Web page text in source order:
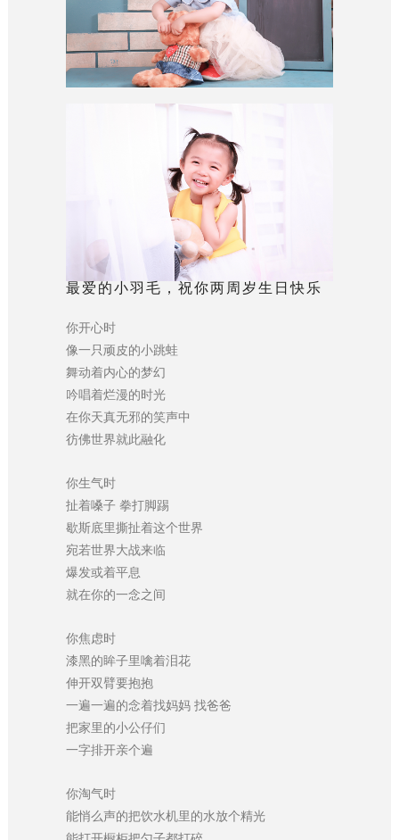
最爱的小羽毛，祝你两周岁生日快乐
你开心时
像一只顽皮的小跳蛙
舞动着内心的梦幻
吟唱着烂漫的时光
在你天真无邪的笑声中
彷佛世界就此融化
你生气时
扯着嗓子 拳打脚踢
歇斯底里撕扯着这个世界
宛若世界大战来临
爆发或着平息
就在你的一念之间
你焦虑时
漆黑的眸子里噙着泪花
伸开双臂要抱抱
一遍一遍的念着找妈妈 找爸爸
把家里的小公仔们
一字排开亲个遍
你淘气时
能悄么声的把饮水机里的水放个精光